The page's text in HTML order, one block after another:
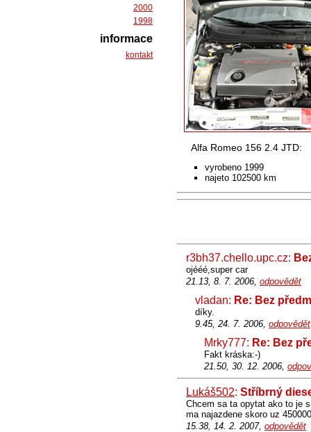
Alfa Romeo 156 2.4 JTD:
vyrobeno 1999
najeto 102500 km
r3bh37.chello.upc.cz:
ojééé,super car
21.13, 8. 7. 2006, odpovědět
vladan: Re: Bez
díky.
9.45, 24. 7. 2006, odpovědět
Mrky777: Re: Bez
Fakt kráska:-)
21.50, 30. 12. 2006,
Lukáš502: Stříbrný
Chcem sa ta opytat ako to je
ma najazdene skoro uz
15.38, 14. 2. 2007, odpovědět
2000
1998
informace
kontakt